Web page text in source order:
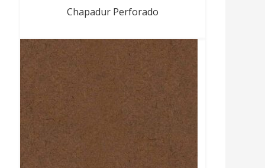
Chapadur Perforado